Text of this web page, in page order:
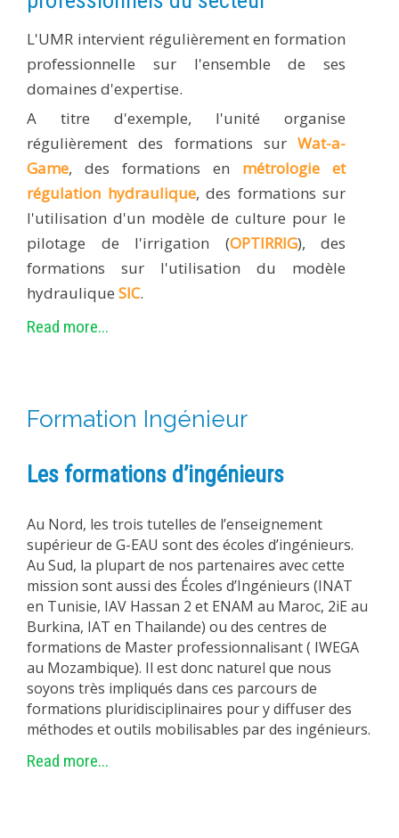
L'UMR intervient régulièrement en formation
professionnelle sur l'ensemble de ses
domaines d'expertise.
A titre d'exemple, l'unité organise
régulièrement des formations sur Wat-a-
Game, des formations en métrologie et
régulation hydraulique, des formations sur
l'utilisation d'un modèle de culture pour le
pilotage de l'irrigation (OPTIRRIG), des
formations sur l'utilisation du modèle
hydraulique SIC.
Read more...
Formation Ingénieur
Les formations d’ingénieurs
Au Nord, les trois tutelles de l’enseignement
supérieur de G-EAU sont des écoles d’ingénieurs.
Au Sud, la plupart de nos partenaires avec cette
mission sont aussi des Écoles d’Ingénieurs (INAT
en Tunisie, IAV Hassan 2 et ENAM au Maroc, 2iE au
Burkina, IAT en Thailande) ou des centres de
formations de Master professionnalisant ( IWEGA
au Mozambique). Il est donc naturel que nous
soyons très impliqués dans ces parcours de
formations pluridisciplinaires pour y diffuser des
méthodes et outils mobilisables par des ingénieurs.
Read more...